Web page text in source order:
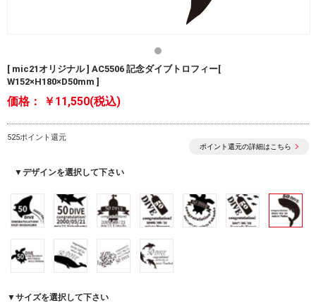
[ mic21オリジナル ] AC5506 記念ダイブトロフィー[
W152×H180×D50mm ]
価格： ￥11,550(税込)
525ポイント還元
ポイント還元の詳細はこちら
▼デザインを選択して下さい
▼サイズを選択して下さい